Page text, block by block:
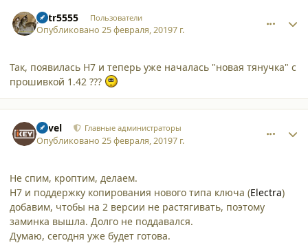
petr5555 Пользователи
Опубликовано25 февраля, 20197 г.
Так, появилась H7 и теперь уже началась "новая тянучка" с
прошивкой 1.42 ???
Pavel Главные администраторы
Опубликовано25 февраля, 20197 г.
Не спим, кроптим, делаем.
H7 и поддержку копирования нового типа ключа (Electra)
добавим, чтобы на 2 версии не растягивать, поэтому
заминка вышла. Долго не поддавался.
Думаю, сегодня уже будет готова.